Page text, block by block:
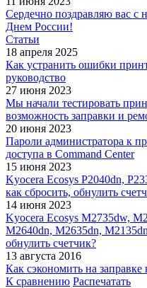
Сердечно поздравляю вас
Днем России!
Статьи
18 апреля 2025
Как устранить ошибки
руководство
27 июня 2023
Мы начали тестировать
возможность заправки и
20 июня 2023
Пароли администратора к
доступа в Command Center
15 июня 2023
Kyocera Ecosys P2040dn,
как сбросить, обнулить
14 июня 2023
Kyocera Ecosys M2735dw,
M2640dn, M2635dn,
обнулить счетчик?
13 августа 2016
Как сэкономить на
К сравнению Распечатать